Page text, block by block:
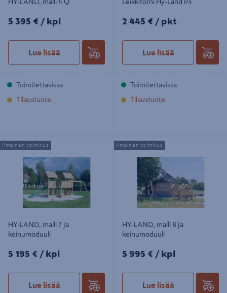
HY-LAND, malli 4 Q
5395€/kpl
5 395 € / kpl
Lue lisää
Toimitettavissa
Tilaustuote
Leikkitorni Hy-Land P3
2445€/pkt
2 445 € / pkt
Lue lisää
Toimitettavissa
Tilaustuote
HY-LAND, malli 7 ja keinumoduuli
HY-LAND, malli 7 ja
keinumoduuli
5195€/kpl
5 195 € / kpl
Lue lisää
Ilmainen toimitus
HY-LAND, malli 8 ja keinumoduuli
HY-LAND, malli 8 ja
keinumoduuli
5995€/kpl
5 995 € / kpl
Lue lisää
Ilmainen toimitus